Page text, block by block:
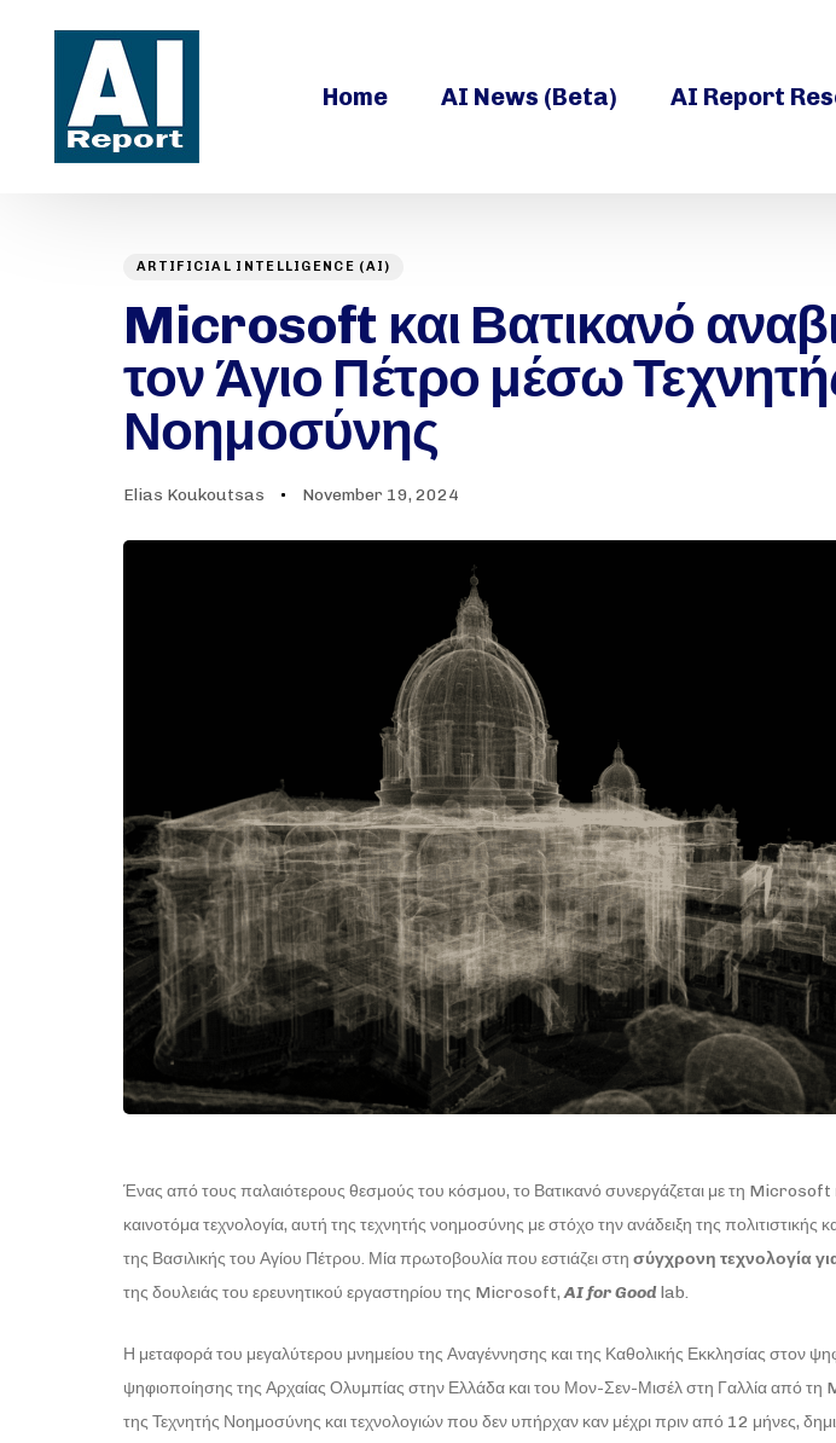
Home AI News (Beta) AI Report
PUBLISHED
IN:
ARTIFICIAL INTELLIGENCE (AI)
Microsoft και Βατικανό
τον Άγιο Πέτρο μέσω
Νοημοσύνης
Author
Elias Koukoutsas
Published
on:
November 19, 2024
Ένας από τους παλαιότερους θεσμούς του κόσμου, το Βατικανό συνεργάζεται με τη Microsoft
καινοτόμα τεχνολογία, αυτή της τεχνητής νοημοσύνης με στόχο την ανάδειξη της πολιτιστικής
της Βασιλικής του Αγίου Πέτρου. Μία πρωτοβουλία που εστιάζει στη σύγχρονη τεχνολογία
της δουλειάς του ερευνητικού εργαστηρίου της Microsoft,AIforGoodlab.
Η μεταφορά του μεγαλύτερου μνημείου της Αναγέννησης και της Καθολικής Εκκλησίας στον
ψηφιοποίησης της Αρχαίας Ολυμπίας στην Ελλάδα και του Μον-Σεν-Μισέλ στη Γαλλία από
της Τεχνητής Νοημοσύνης και τεχνολογιών που δεν υπήρχαν καν μέχρι πριν από 12 μήνες,